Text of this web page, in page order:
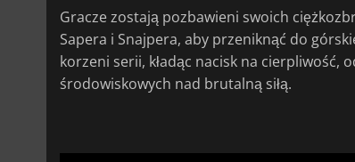
Gracze zostają pozbawieni swoich
Sapera i Snajpera, aby przeniknąć do
korzeni serii, kładąc nacisk na cierpliwość,
środowiskowych nad brutalną siłą.